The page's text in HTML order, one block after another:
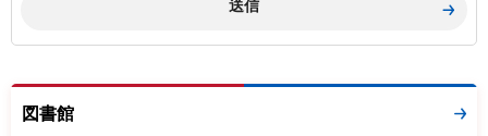
図書館